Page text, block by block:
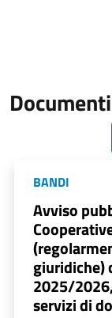
Documenti
BANDI
Avviso
giuridiche)
2025/
servizi di